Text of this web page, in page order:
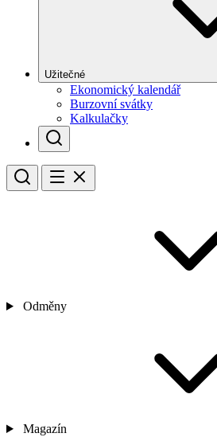
Užitečné
Ekonomický kalendář
Burzovní svátky
Kalkulačky
Odměny
Magazín